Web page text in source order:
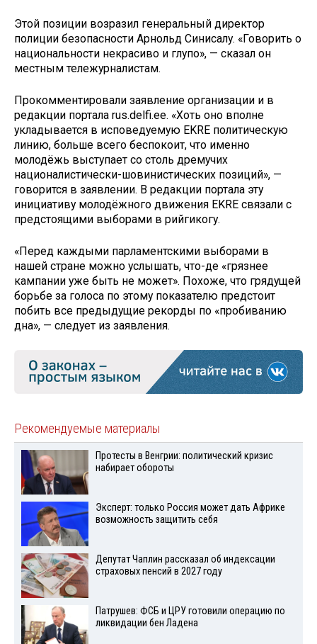
Этой позиции возразил генеральный директор
полиции безопасности Арнольд Синисалу. «Говорить о
национальности некрасиво и глупо», — сказал он
местным тележурналистам.
Прокомментировали заявление организации и в
редакции портала rus.delfi.ee. «Хоть оно вполне
укладывается в исповедуемую EKRE политическую
линию, больше всего беспокоит, что именно
молодёжь выступает со столь дремучих
националистически-шовинистических позиций», —
говорится в заявлении. В редакции портала эту
инициативу молодёжного движения EKRE связали с
предстоящими выборами в рийгикогу.
«Перед каждыми парламентскими выборами в
нашей стране можно услышать, что-де «грязнее
кампании уже быть не может». Похоже, что грядущей
борьбе за голоса по этому показателю предстоит
побить все предыдущие рекорды по «пробиванию
дна», — следует из заявления.
Рекомендуемые материалы
Протесты в Венгрии: политический кризис
набирает обороты
Эксперт: только Россия может дать Африке
возможность защитить себя
Депутат Чаплин рассказал об индексации
страховых пенсий в 2027 году
Патрушев: ФСБ и ЦРУ готовили операцию по
ликвидации бен Ладена